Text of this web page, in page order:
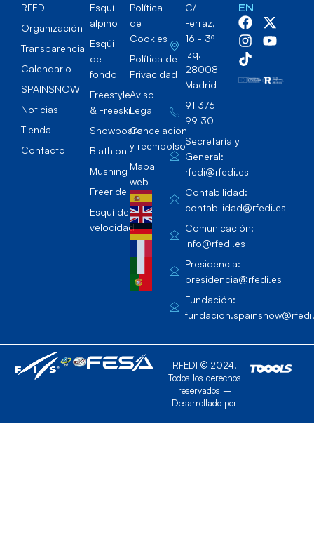
RFEDI
Organización
Transparencia
Calendario
SPAINSNOW
Noticias
Tienda
Contacto
Esquí
alpino
Esqúi
de
fondo
Freestyle
& Freeski
Snowboard
Biathlon
Mushing
Freeride
Esquí de
velocidad
Política
de
Cookies
Política de
Privacidad
Aviso
Legal
Cancelación
y reembolso
Mapa
web
C/
Ferraz,
16 - 3º
Izq.
28008
Madrid
91 376
99 30
Secretaría y
General:
rfedi@rfedi.es
Contabilidad:
contabilidad@rfedi.es
Comunicación:
info@rfedi.es
Presidencia:
presidencia@rfedi.es
Fundación:
EN
RFEDI © 2024.
Todos los derechos
reservados –
Desarrollado por